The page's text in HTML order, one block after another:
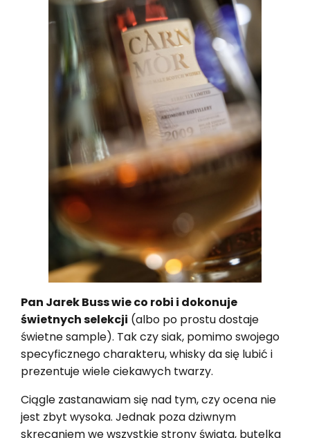
Pan Jarek Buss wie co robi i dokonuje
świetnych selekcji (albo po prostu dostaje
świetne sample). Tak czy siak, pomimo swojego
specyficznego charakteru, whisky da się lubić i
prezentuje wiele ciekawych twarzy.
Ciągle zastanawiam się nad tym, czy ocena nie
jest zbyt wysoka. Jednak poza dziwnym
skręcaniem we wszystkie strony świata, butelka